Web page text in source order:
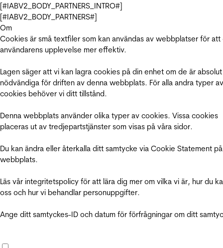
[#IABV2_BODY_PARTNERS_INTRO#]
[#IABV2_BODY_PARTNERS#]
Om
Cookies är små textfiler som kan användas av webbplatser för att
användarens upplevelse mer effektiv.
Lagen säger att vi kan lagra cookies på din enhet om de är absolut
nödvändiga för driften av denna webbplats. För alla andra typer av
cookies behöver vi ditt tillstånd.
Denna webbplats använder olika typer av cookies. Vissa cookies
placeras ut av tredjepartstjänster som visas på våra sidor.
Du kan ändra eller återkalla ditt samtycke via Cookie Statement
webbplats.
Läs vår integritetspolicy för att lära dig mer om vilka vi är, hur du
oss och hur vi behandlar personuppgifter.
Ange ditt samtyckes-ID och datum för förfrågningar om ditt